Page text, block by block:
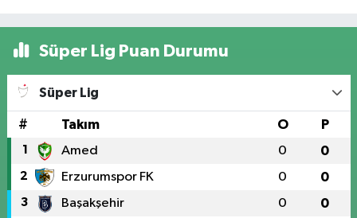
Süper Lig Puan Durumu
Süper Lig
# Takım O P
1 Amed 0 0
2 Erzurumspor FK 0 0
3 Başakşehir 0 0